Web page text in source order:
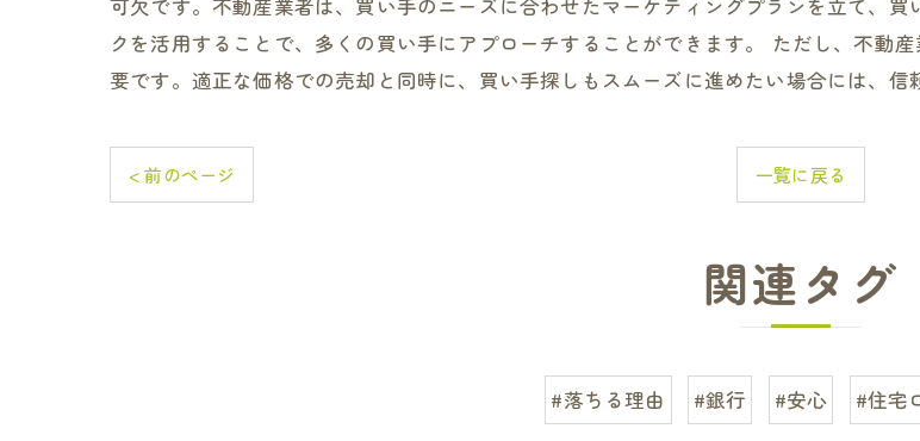
可欠です。不動産業者は、買い手のニーズに合わせたマーケティングプランを立て、
クを活用することで、多くの買い手にアプローチすることができます。 ただし、不動
要です。適正な価格での売却と同時に、買い手探しもスムーズに進めたい場合には、信
< 前のページ 一覧に戻る
関連タグ
#落ちる理由 #銀行 #安心 #住宅